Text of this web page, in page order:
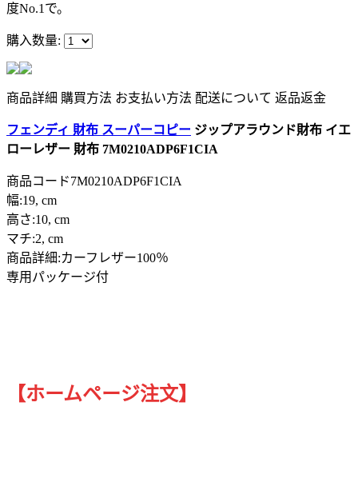
度No.1で。
購入数量:
商品詳細 購買方法 お支払い方法 配送について 返品返金
フェンディ 財布 スーパーコピー ジップアラウンド財布 イエ
ローレザー 財布 7M0210ADP6F1CIA
商品コード7M0210ADP6F1CIA
幅:19, cm
高さ:10, cm
マチ:2, cm
商品詳細:カーフレザー100％
専用パッケージ付
【ホームページ注文】